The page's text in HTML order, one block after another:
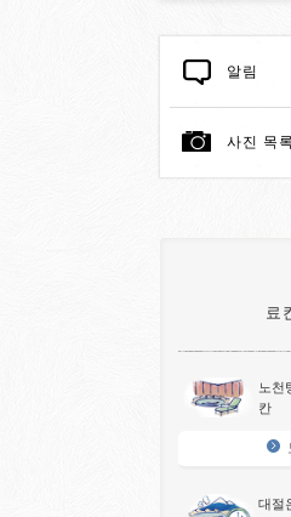
알림
사진 목록
료
노천
칸
대절